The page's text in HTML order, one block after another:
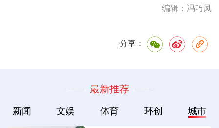
编辑：冯巧凤
分享：
最新推荐
新闻 文娱 体育 环创 城市